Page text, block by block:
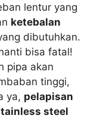
lentur yang
ketebalan
dibutuhkan.
bisa fatal!
pipa akan
tinggi,
ya, pelapisan
steel